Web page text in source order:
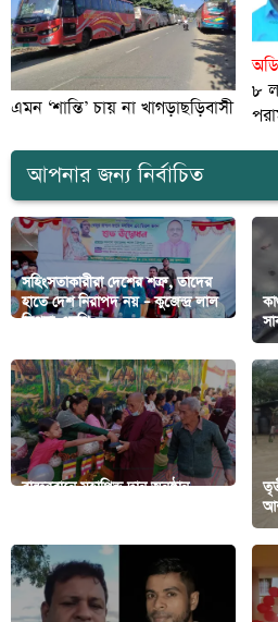
এমন ‘শান্তি’ চায় না খাগড়াছড়িবাসী
৮
আপনার জন্য নির্বাচিত
সহিংসতাকারীরা দেশের শত্রু, তাদের
হাতে দেশ নিরাপদ নয় – কুজেন্দ্র লাল
ত্রিপুরা এমপি
বান্দরবানে মহাপিন্ড দান অনুষ্ঠান